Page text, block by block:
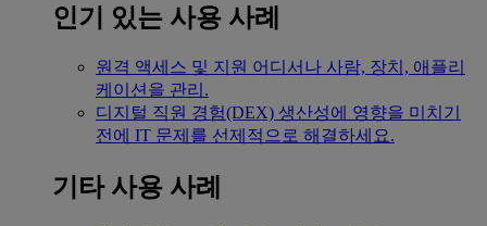
인기 있는 사용 사례
원격 액세스 및 지원 어디서나 사람, 장치, 애플리
케이션을 관리.
디지털 직원 경험(DEX) 생산성에 영향을 미치기
전에 IT 문제를 선제적으로 해결하세요.
기타 사용 사례